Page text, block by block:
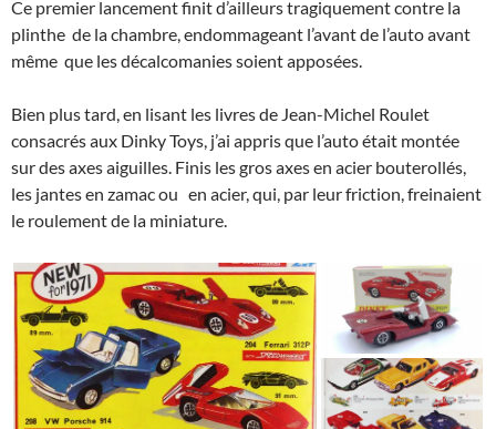
Ce premier lancement finit d’ailleurs tragiquement contre la
plinthe de la chambre, endommageant l’avant de l’auto avant
même que les décalcomanies soient apposées.
Bien plus tard, en lisant les livres de Jean-Michel Roulet
consacrés aux Dinky Toys, j’ai appris que l’auto était montée
sur des axes aiguilles. Finis les gros axes en acier bouterollés,
les jantes en zamac ou en acier, qui, par leur friction, freinaient
le roulement de la miniature.